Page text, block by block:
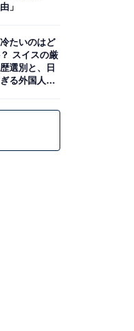
」
冷たいのはど
スイスの厳
選別と、日
る外国人政